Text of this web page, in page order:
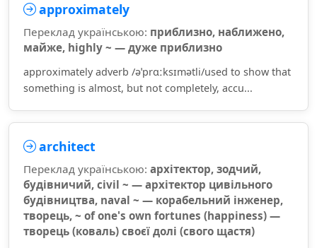
approximately
Переклад українською: приблизно, наближено,
майже, highly ~ — дуже приблизно
approximately adverb /əˈprɑːksɪmətli/used to show that
something is almost, but not completely, accu...
architect
Переклад українською: архітектор, зодчий,
будівничий, civil ~ — архітектор цивільного
будівництва, naval ~ — корабельний інженер,
творець, ~ of one's own fortunes (happiness) —
творець (коваль) своєї долі (свого щастя)